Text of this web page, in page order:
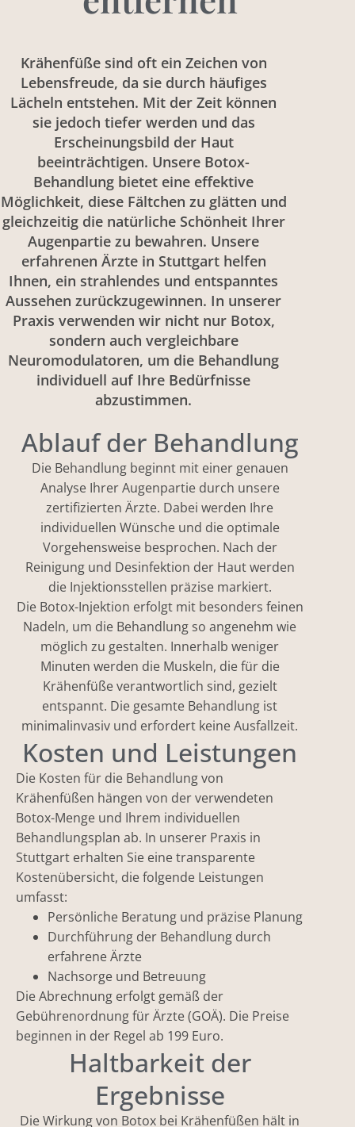
Krähenfüße sind oft ein Zeichen von
Lebensfreude, da sie durch häufiges
Lächeln entstehen. Mit der Zeit können
sie jedoch tiefer werden und das
Erscheinungsbild der Haut
beeinträchtigen. Unsere Botox-
Behandlung bietet eine effektive
Möglichkeit, diese Fältchen zu glätten und
gleichzeitig die natürliche Schönheit Ihrer
Augenpartie zu bewahren. Unsere
erfahrenen Ärzte in Stuttgart helfen
Ihnen, ein strahlendes und entspanntes
Aussehen zurückzugewinnen. In unserer
Praxis verwenden wir nicht nur Botox,
sondern auch vergleichbare
Neuromodulatoren, um die Behandlung
individuell auf Ihre Bedürfnisse
abzustimmen.
Ablauf der Behandlung
Die Behandlung beginnt mit einer genauen
Analyse Ihrer Augenpartie durch unsere
zertifizierten Ärzte. Dabei werden Ihre
individuellen Wünsche und die optimale
Vorgehensweise besprochen. Nach der
Reinigung und Desinfektion der Haut werden
die Injektionsstellen präzise markiert.
Die Botox-Injektion erfolgt mit besonders feinen
Nadeln, um die Behandlung so angenehm wie
möglich zu gestalten. Innerhalb weniger
Minuten werden die Muskeln, die für die
Krähenfüße verantwortlich sind, gezielt
entspannt. Die gesamte Behandlung ist
minimalinvasiv und erfordert keine Ausfallzeit.
Kosten und Leistungen
Die Kosten für die Behandlung von
Krähenfüßen hängen von der verwendeten
Botox-Menge und Ihrem individuellen
Behandlungsplan ab. In unserer Praxis in
Stuttgart erhalten Sie eine transparente
Kostenübersicht, die folgende Leistungen
umfasst:
Persönliche Beratung und präzise Planung
Durchführung der Behandlung durch
erfahrene Ärzte
Nachsorge und Betreuung
Die Abrechnung erfolgt gemäß der
Gebührenordnung für Ärzte (GOÄ). Die Preise
beginnen in der Regel ab 199 Euro.
Haltbarkeit der
Ergebnisse
Die Wirkung von Botox bei Krähenfüßen hält in